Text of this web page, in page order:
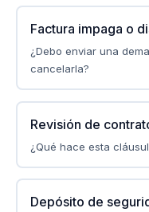
Factura impaga o
¿Debo enviar una
cancelarla?
Revisión de
¿Qué hace esta
Depósito de